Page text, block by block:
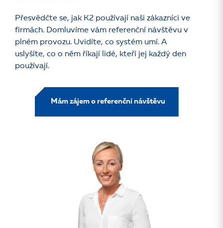
Přesvědčte se, jak K2 používají naši zákazníci ve
firmách. Domluvíme vám referenční návštěvu v
plném provozu. Uvidíte, co systém umí. A
uslyšíte, co o něm říkají lidé, kteří jej každý den
používají.
Mám zájem o referenční návštěvu